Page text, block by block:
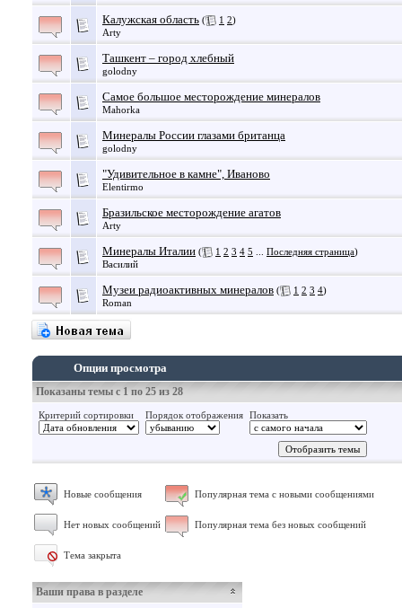
Калужская область ( 1 2)
Arty
Ташкент – город хлебный
golodny
Самое большое месторождение минералов
Mahorka
Минералы России глазами британца
golodny
"Удивительное в камне", Иваново
Elentirmo
Бразильское месторождение агатов
Arty
Минералы Италии ( 1 2 3 4 5 Последняя страница)
Василий
Музеи радиоактивных минералов ( 1 2 3 4)
Roman
Опции просмотра
Показаны темы с 1 по 25 из 28
Критерий сортировки Порядок отображения Показать
Новые сообщения Популярная тема с новыми сообщениями
Нет новых сообщений Популярная тема без новых сообщений
Тема закрыта
Ваши права в разделе